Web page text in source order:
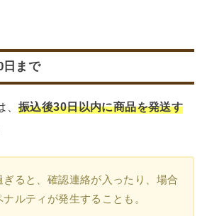
日まで
、振込後30日以内に商品を発送す
ぎると、確認連絡が入ったり、場合
ルティが発生することも。